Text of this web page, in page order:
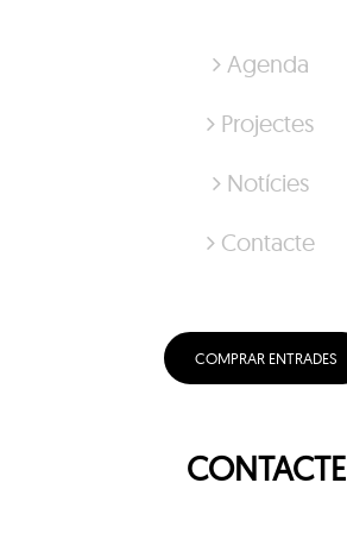
Agenda
Projectes
Notícies
Contacte
COMPRAR ENTRADES
CONTACTE